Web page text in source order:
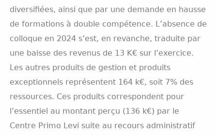
diversifiées, ainsi que par une demande en hausse
de formations à double compétence. L’absence de
colloque en 2024 s’est, en revanche, traduite par
une baisse des revenus de 13 K€ sur l’exercice.
Les autres produits de gestion et produits
exceptionnels représentent 164 k€, soit 7% des
ressources. Ces produits correspondent pour
l’essentiel au montant perçu (136 k€) par le
Centre Primo Levi suite au recours administratif